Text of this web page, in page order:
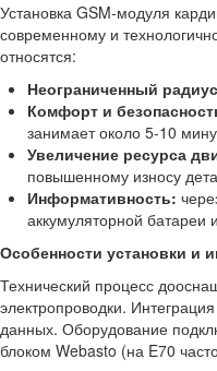
Установка GSM-модуля
современному и
относятся:
Неограниченный
Комфорт и
занимает около 5-10
Увеличение ресурса
повышенному износу
Информативность:
аккумуляторной батареи
Особенности установки и
Технический процесс
электропроводки.
данных. Оборудование
блоком Webasto (на E70